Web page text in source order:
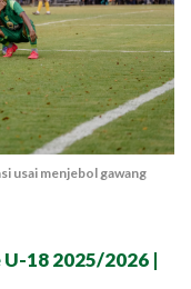
usai menjebol gawang
18 2025/2026 |